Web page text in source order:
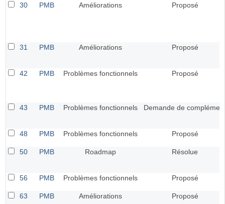
30 PMB Améliorations Proposé
31 PMB Améliorations Proposé
42 PMB Problèmes fonctionnels Proposé
43 PMB Problèmes fonctionnels Demande de
48 PMB Problèmes fonctionnels Proposé
50 PMB Roadmap Résolue
56 PMB Problèmes fonctionnels Proposé
63 PMB Améliorations Proposé